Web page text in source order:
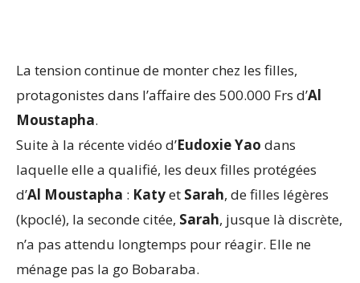
La tension continue de monter chez les filles,
protagonistes dans l’affaire des 500.000 Frs d’Al
Moustapha.
Suite à la récente vidéo d’Eudoxie Yao dans
laquelle elle a qualifié, les deux filles protégées
d’Al Moustapha : Katyet Sarah, de filles légères
(kpoclé), la seconde citée, Sarah, jusque là discrète,
n’a pas attendu longtemps pour réagir. Elle ne
ménage pas la go Bobaraba.